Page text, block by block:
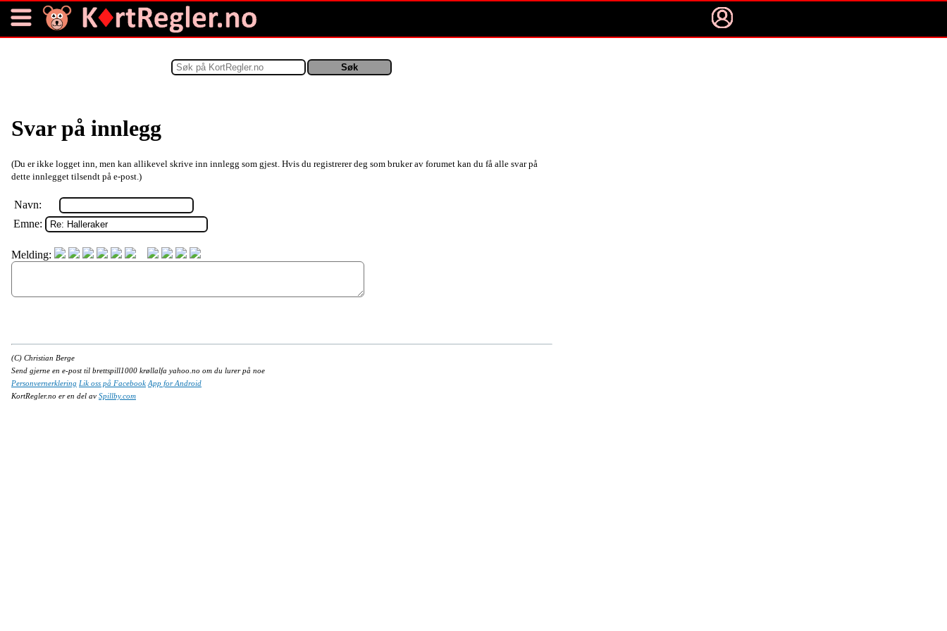
Svar på innlegg
(Du er ikke logget inn, men kan allikevel skrive inn innlegg som gjest. Hvis du registrerer deg som bruker av forumet kan du få alle svar på
dette innlegget tilsendt på e-post.)
Navn:
Emne:
Melding:
(C) Christian Berge
Send gjerne en e-post til brettspill1000 krøllalfa yahoo.no om du lurer på noe
Personvernerklering Lik oss på Facebook App for Android
KortRegler.no er en del av Spillby.com